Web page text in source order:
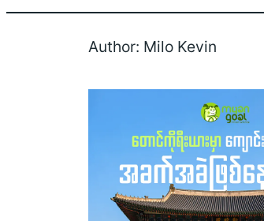
Author: Milo Kevin